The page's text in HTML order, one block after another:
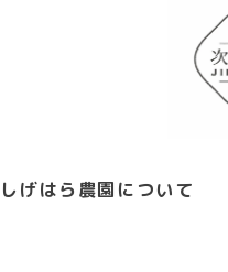
しげはら農園について